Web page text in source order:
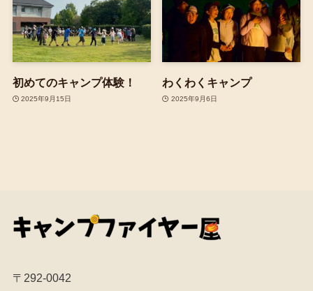
初めてのキャンプ体験！
2025年9月15日
わくわくキャンプ
2025年9月6日
〒292-0042